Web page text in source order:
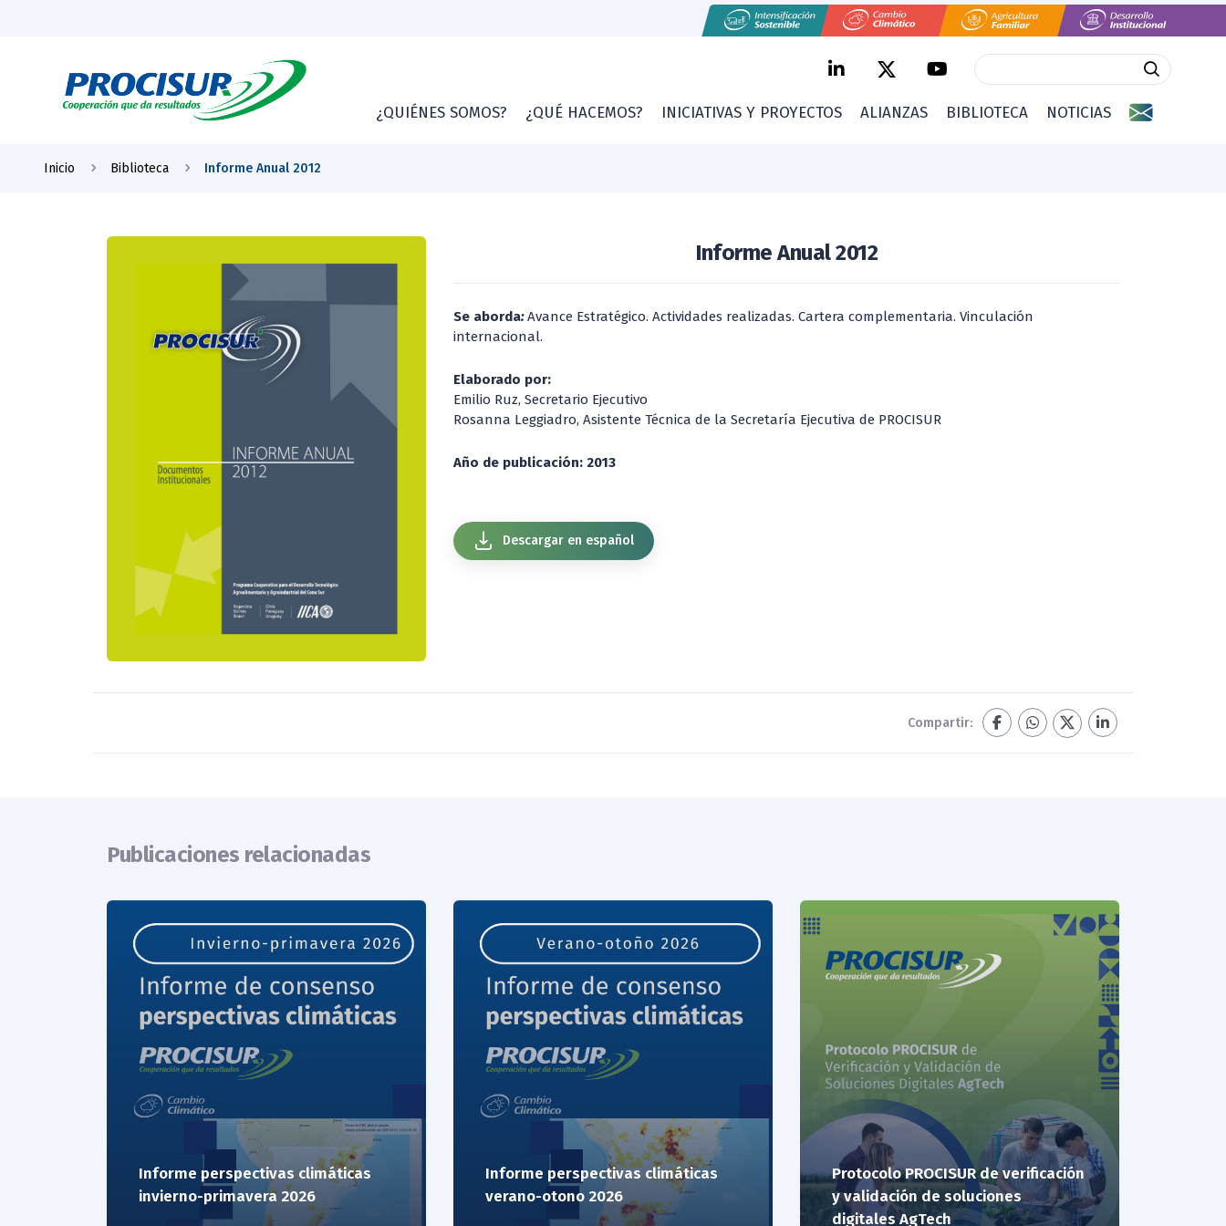
¿QUIÉNES SOMOS? ¿QUÉ HACEMOS? INICIATIVAS Y PROYECTOS ALIANZAS BIBLIOTECA NOTICIAS
Inicio Biblioteca Informe Anual 2012
Informe Anual 2012
Se aborda:Avance Estratégico. Actividades realizadas. Cartera complementaria. Vinculación
internacional.
Elaborado por:
Emilio Ruz, Secretario Ejecutivo
Rosanna Leggiadro, Asistente Técnica de la Secretaría Ejecutiva de PROCISUR
Año de publicación: 2013
Descargar en español
Compartir:
Publicaciones relacionadas
Informe perspectivas climáticas
invierno-primavera 2026
Informe perspectivas climáticas
verano-otono 2026
Protocolo PROCISUR de verificación
y validación de soluciones
digitales AgTech